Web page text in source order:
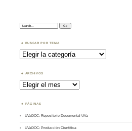
Search:
BUSCAR POR TEMA
Buscar
por
Tema
ARCHIVOS
Archivos
PÁGINAS
UVaDOC: Repositorio Documental UVa
UVaDOC: Producción Científica